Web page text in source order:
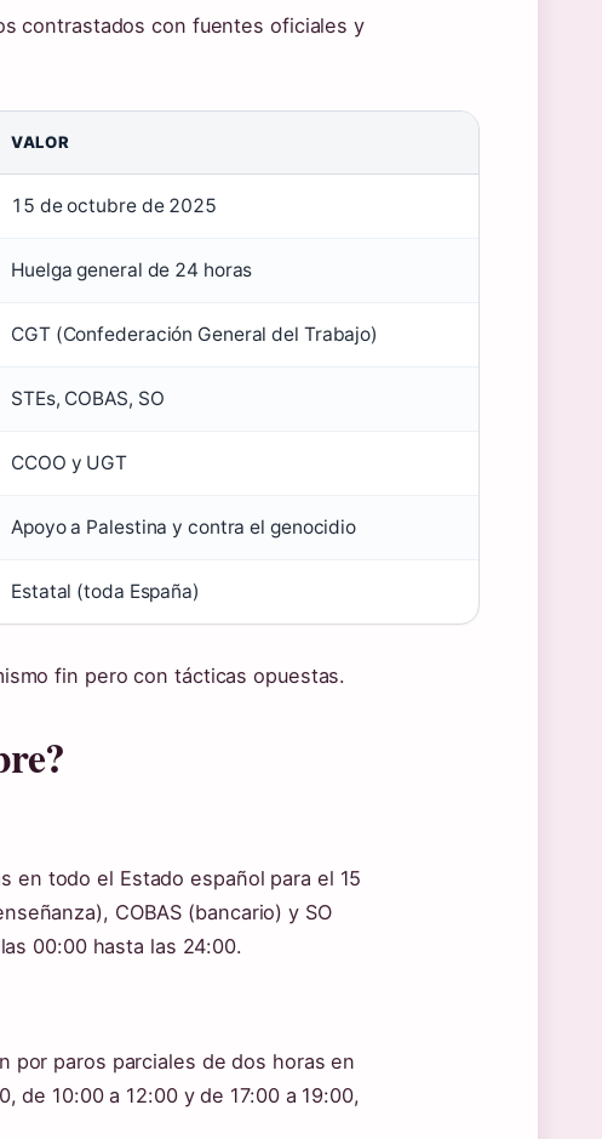
contrastados con fuentes oficiales y
VALOR
15 de octubre de 2025
Huelga general de 24 horas
CGT (Confederación General del Trabajo)
STEs, COBAS, SO
CCOO y UGT
Apoyo a Palestina y contra el genocidio
Estatal (toda España)
fin pero con tácticas opuestas.
en todo el Estado español para el 15
COBAS (bancario) y SO
00:00 hasta las 24:00.
por paros parciales de dos horas en
de 10:00 a 12:00 y de 17:00 a 19:00,